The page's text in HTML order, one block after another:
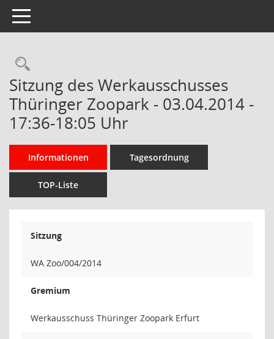
Toggle navigation
Rechercheauswahl
Sitzung des Werkausschusses
Thüringer Zoopark - 03.04.2014 -
17:36-18:05 Uhr
Informationen Tagesordnung
TOP-Liste
Sitzung
WA Zoo/004/2014
Gremium
Werkausschuss Thüringer Zoopark Erfurt